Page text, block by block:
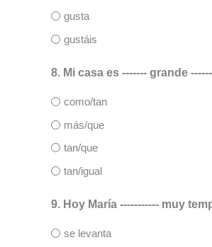
gusta
gustáis
8. Mi casa es ------- grande
como/tan
más/que
tan/que
tan/igual
9. Hoy María ----------- muy
se levanta